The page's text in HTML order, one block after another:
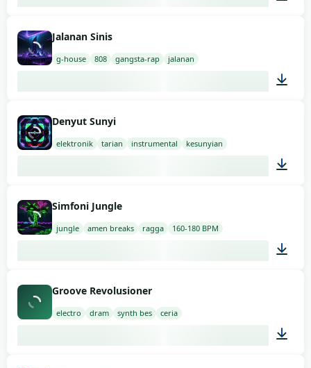
Jalanan Sinis
g-house 808 gangsta-rap jalanan
Denyut Sunyi
elektronik tarian instrumental kesunyian
Simfoni Jungle
jungle amen breaks ragga 160-180 BPM
Groove Revolusioner
electro dram synth bes ceria